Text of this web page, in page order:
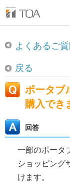
よくあるご
戻る
ポータブ
購入でき
回答
一部のポータ
ショッピング
けます。